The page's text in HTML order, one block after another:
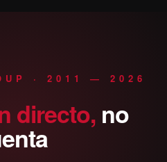
· 2011 — 2026
directo, no